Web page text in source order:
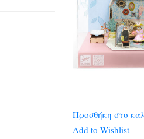
Προσθήκη στο
Add to Wishlist